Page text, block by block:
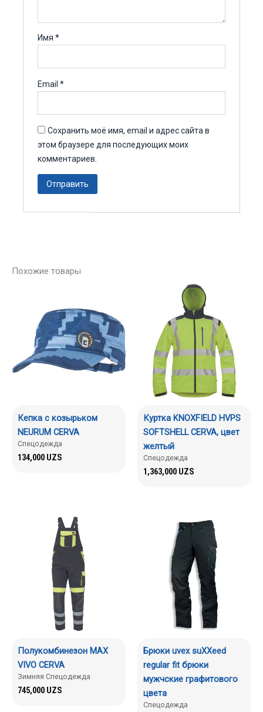
Имя*
Email*
Сохранить моё имя, email и адрес сайта в
этом браузере для последующих моих
комментариев.
Похожие товары
Кепка с козырьком
NEURUM CERVA
Спецодежда
134,000 UZS
Куртка KNOXFIELD HVPS
SOFTSHELL CERVA, цвет
желтый
Спецодежда
1,363,000 UZS
Полукомбинезон MAX
VIVO CERVA
Зимняя Спецодежда
745,000 UZS
Брюки uvex suXXeed
regular fit брюки
мужчские графитового
цвета
Спецодежда